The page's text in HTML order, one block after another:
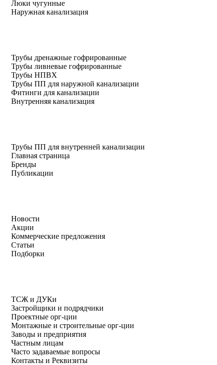
Люки чугунные
Наружная канализация
Трубы дренажные гофрированные
Трубы ливневые гофрированные
Трубы НПВХ
Трубы ПП для наружной канализации
Фитинги для канализации
Внутренняя канализация
Трубы ПП для внутренней канализации
Главная страница
Бренды
Публикации
Новости
Акции
Коммерческие предложения
Статьи
Подборки
ТСЖ и ДУКи
Застройщики и подрядчики
Проектные орг-ции
Монтажные и строительные орг-ции
Заводы и предприятия
Частным лицам
Часто задаваемые вопросы
Контакты и Реквизиты